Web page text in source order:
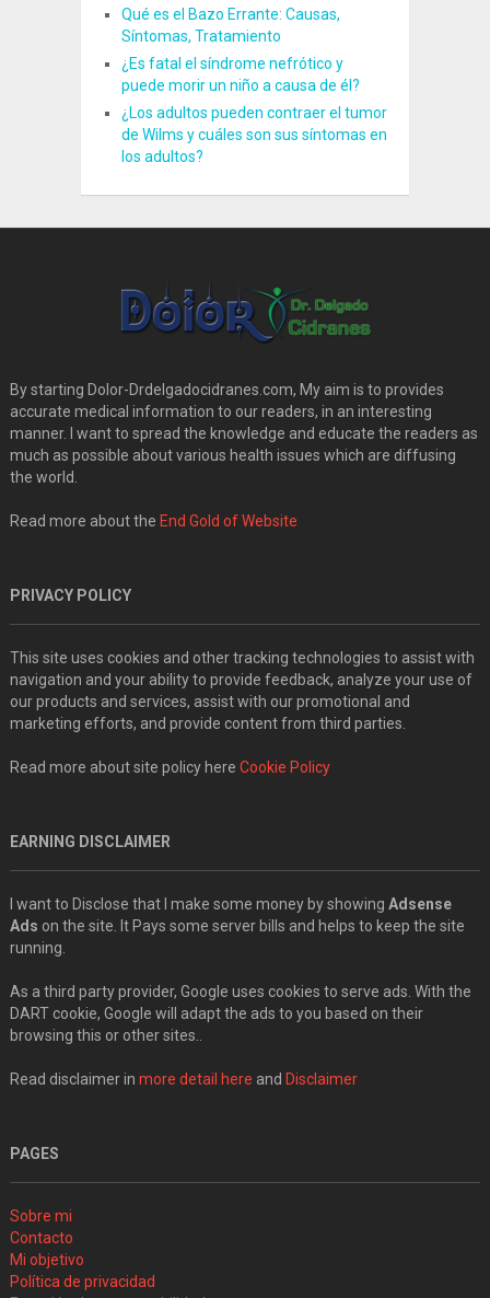
Qué es el Bazo Errante: Causas,
Síntomas, Tratamiento
¿Es fatal el síndrome nefrótico y
puede morir un niño a causa de él?
¿Los adultos pueden contraer el tumor
de Wilms y cuáles son sus síntomas en
los adultos?
By starting Dolor-Drdelgadocidranes.com, My aim is to provides
accurate medical information to our readers, in an interesting
manner. I want to spread the knowledge and educate the readers as
much as possible about various health issues which are diffusing
the world.
Read more about the End Gold of Website
PRIVACY POLICY
This site uses cookies and other tracking technologies to assist with
navigation and your ability to provide feedback, analyze your use of
our products and services, assist with our promotional and
marketing efforts, and provide content from third parties.
Read more about site policy here Cookie Policy
EARNING DISCLAIMER
I want to Disclose that I make some money by showing Adsense
Ads on the site. It Pays some server bills and helps to keep the site
running.
As a third party provider, Google uses cookies to serve ads. With the
DART cookie, Google will adapt the ads to you based on their
browsing this or other sites..
Read disclaimer in more detail here and Disclaimer
PAGES
Sobre mi
Contacto
Mi objetivo
Política de privacidad